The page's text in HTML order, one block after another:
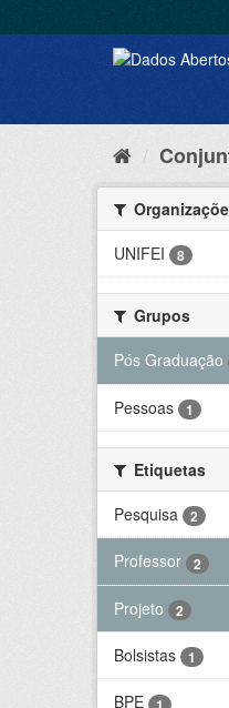
UNIFEI
8
Grupos
Pós Graduação
Pessoas 1
Etiquetas
Pesquisa
2
Professor 2
Projeto 2
Bolsistas 1
BPE